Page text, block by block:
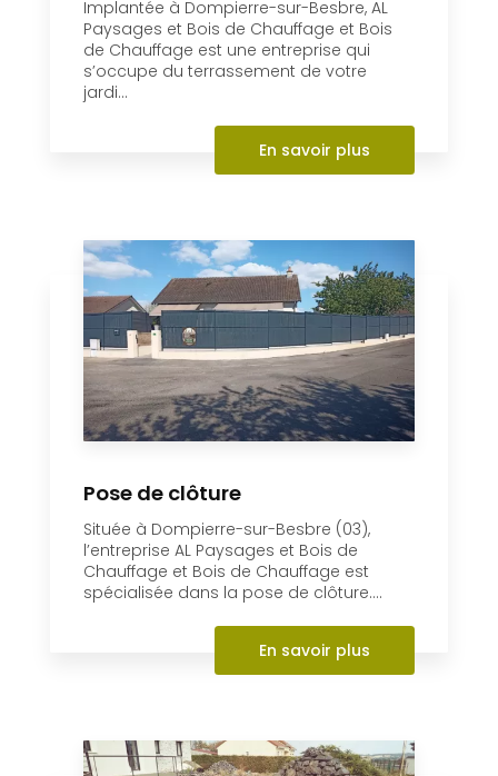
Implantée à Dompierre-sur-Besbre, AL
Paysages et Bois de Chauffage et Bois
de Chauffage est une entreprise qui
s’occupe du terrassement de votre
jardi...
En savoir plus
Pose de clôture
Située à Dompierre-sur-Besbre (03),
l’entreprise AL Paysages et Bois de
Chauffage et Bois de Chauffage est
spécialisée dans la pose de clôture....
En savoir plus